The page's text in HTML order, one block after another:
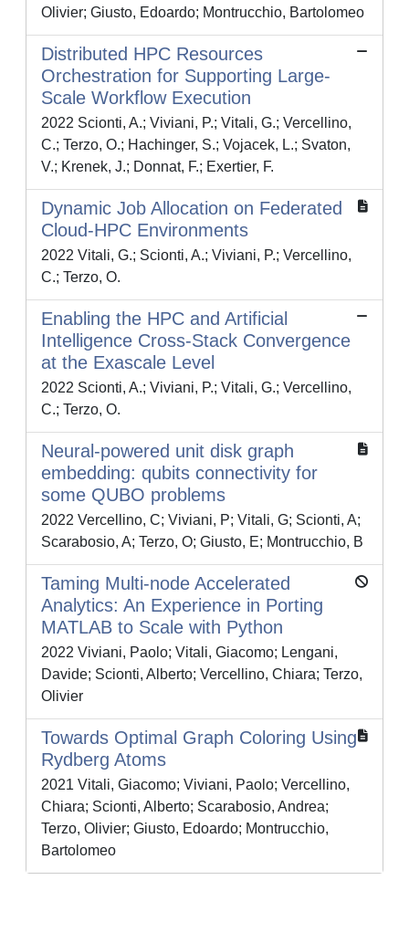
Olivier; Giusto, Edoardo; Montrucchio, Bartolomeo
Distributed HPC Resources
Orchestration for Supporting Large-
Scale Workflow Execution
2022 Scionti, A.; Viviani, P.; Vitali, G.; Vercellino,
C.; Terzo, O.; Hachinger, S.; Vojacek, L.; Svaton,
V.; Krenek, J.; Donnat, F.; Exertier, F.
Dynamic Job Allocation on Federated
Cloud-HPC Environments
2022 Vitali, G.; Scionti, A.; Viviani, P.; Vercellino,
C.; Terzo, O.
Enabling the HPC and Artificial
Intelligence Cross-Stack Convergence
at the Exascale Level
2022 Scionti, A.; Viviani, P.; Vitali, G.; Vercellino,
C.; Terzo, O.
Neural-powered unit disk graph
embedding: qubits connectivity for
some QUBO problems
2022 Vercellino, C; Viviani, P; Vitali, G; Scionti, A;
Scarabosio, A; Terzo, O; Giusto, E; Montrucchio, B
Taming Multi-node Accelerated
Analytics: An Experience in Porting
MATLAB to Scale with Python
2022 Viviani, Paolo; Vitali, Giacomo; Lengani,
Davide; Scionti, Alberto; Vercellino, Chiara; Terzo,
Olivier
Towards Optimal Graph Coloring Using
Rydberg Atoms
2021 Vitali, Giacomo; Viviani, Paolo; Vercellino,
Chiara; Scionti, Alberto; Scarabosio, Andrea;
Terzo, Olivier; Giusto, Edoardo; Montrucchio,
Bartolomeo